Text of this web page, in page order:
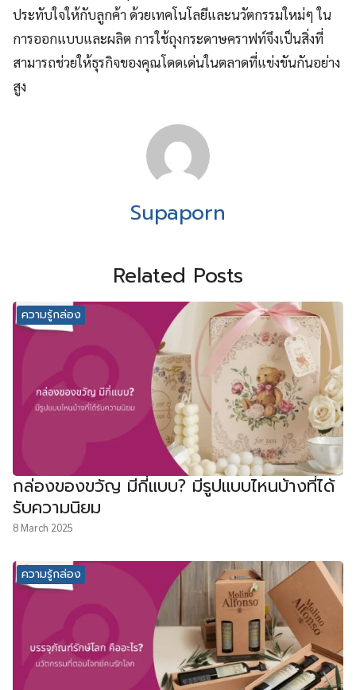
ประทับใจให้กับลูกค้า ด้วยเทคโนโลยีและนวัตกรรมใหม่ๆ ใน
การออกแบบและผลิต การใช้ถุงกระดาษคราฟท์จึงเป็นสิ่งที่
สามารถช่วยให้ธุรกิจของคุณโดดเด่นในตลาดที่แข่งขันกันอย่าง
สูง
Supaporn
Related Posts
ความรู้กล่อง
กล่องของขวัญ มีกี่แบบ? มีรูปแบบไหนบ้างที่ได้
รับความนิยม
8 March 2025
ความรู้กล่อง